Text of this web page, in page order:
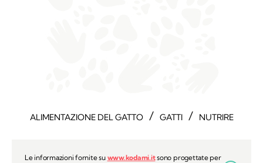
ALIMENTAZIONE DEL GATTO / GATTI / NUTRIRE
Le informazioni fornite su www.kodami.itsono progettate per